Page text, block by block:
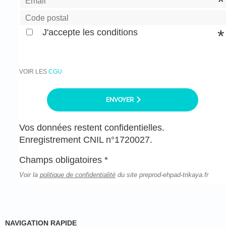
J'accepte les conditions
VOIR LES CGU
ENVOYER
Vos données restent confidentielles.
Enregistrement CNIL n°1720027.
Champs obligatoires *
Voir la politique de confidentialité du site preprod-ehpad-trikaya.fr
NAVIGATION RAPIDE